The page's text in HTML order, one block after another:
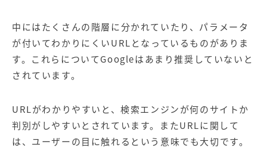
中にはたくさんの階層に分かれていたり、パラメータ
が付いてわかりにくいURLとなっているものがありま
す。これらについてGoogleはあまり推奨していないと
されています。
URLがわかりやすいと、検索エンジンが何のサイトか
判別がしやすいとされています。またURLに関して
は、ユーザーの目に触れるという意味でも大切です。